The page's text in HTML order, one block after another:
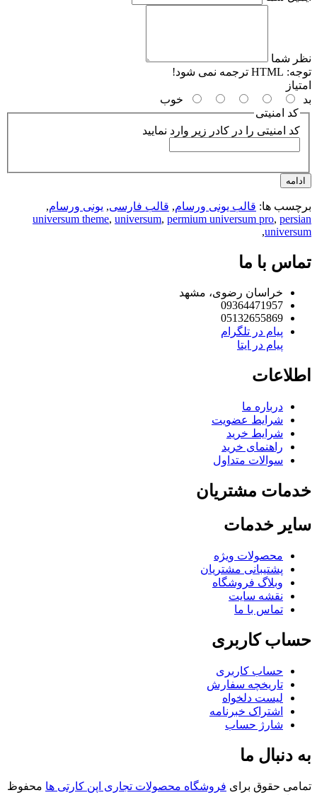
شما
HTML ترجمه نمی شود!
خوب
کد امنیتی
کد امنیتی را در کادر زیر وارد نمایید
ها: قالب یونی ورسام,قالب فارسی,یونی ورسام,
universum theme,universum,permium universum pro,
,
با ما
خراسان رضوی، مشهد
09364471957
05132655869
پیام در تلگرام
پیام در ایتا
درباره ما
شرایط عضویت
شرایط خرید
راهنمای خرید
سوالات متداول
مشتریان
خدمات
محصولات ویژه
پشتیبانی مشتریان
وبلاگ فروشگاه
نقشه سایت
تماس با ما
کاربری
حساب کاربری
تاریخچه سفارش
لیست دلخواه
اشتراک خبرنامه
شارژ حساب
دنبال ما
حقوق برای فروشگاه محصولات تجاری اپن کارتی ها محفوظ